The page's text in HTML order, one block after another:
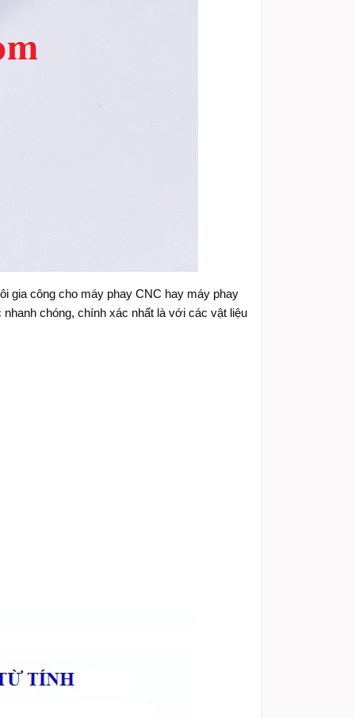
gia công cho máy phay CNC hay máy phay
chóng, chính xác nhất là với các vật liệu